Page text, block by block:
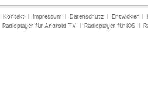
Kontakt| Impressum| Datenschutz| Entwickler|
Radioplayer für Android TV| Radioplayer für iOS|